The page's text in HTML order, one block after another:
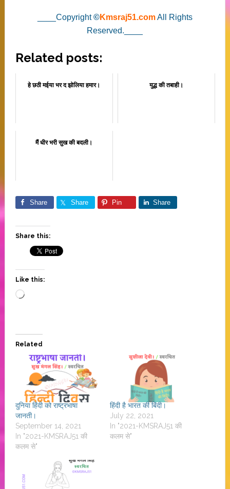
____Copyright©Kmsraj51.comAll Rights
Reserved.____
Related posts:
हे छठी मईया भर द झोलिया हमार। युद्ध की तबाही।
मैं धीर भरी सुख की बदली।
Share Share Pin Share
Share this:
Like this:
Loading…
Related
दुनिया हिंदी को राष्ट्रभाषा
जानती।
September 14, 2021
In "2021-KMSRAJ51 की
कलम से"
हिंदी है भारत की बिंदी।
July 22, 2021
In "2021-KMSRAJ51 की
कलम से"